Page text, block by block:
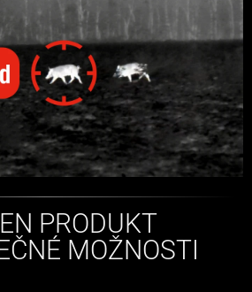
PRODUKT
MOŽNOSTI